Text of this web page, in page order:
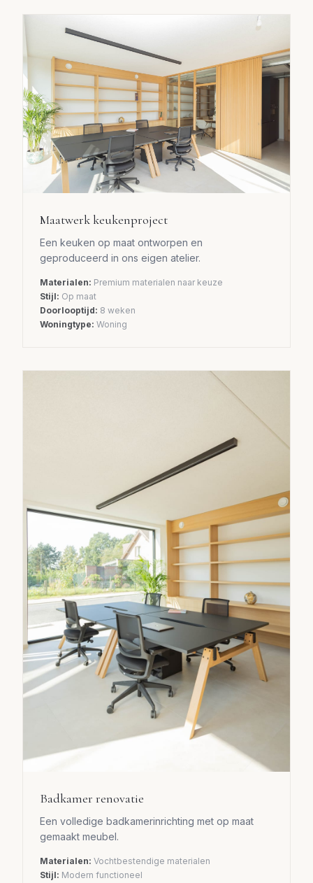
Maatwerk keukenproject
Een keuken op maat ontworpen en
geproduceerd in ons eigen atelier.
Materialen: Premium materialen naar keuze
Stijl: Op maat
Doorlooptijd: 8 weken
Woningtype: Woning
Badkamer renovatie
Een volledige badkamerinrichting met op maat
gemaakt meubel.
Materialen: Vochtbestendige materialen
Stijl: Modern functioneel